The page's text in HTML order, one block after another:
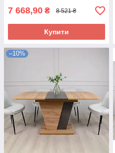
7 668,90 ₴ 8 521 ₴
Купити
–10%